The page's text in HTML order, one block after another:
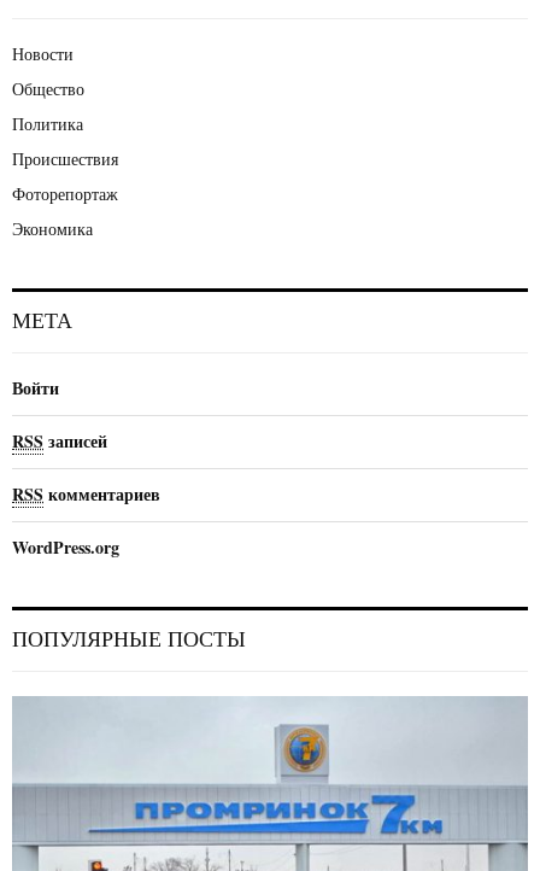
Новости
Общество
Политика
Происшествия
Фоторепортаж
Экономика
МЕТА
Войти
RSSзаписей
RSSкомментариев
WordPress.org
ПОПУЛЯРНЫЕ ПОСТЫ